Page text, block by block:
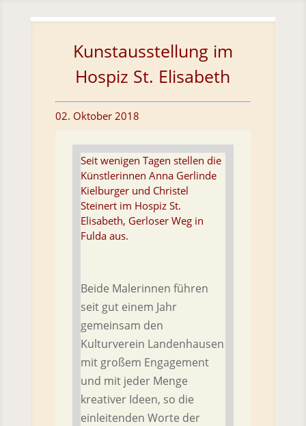
Skip To Content
Kunstausstellung im
Hospiz St. Elisabeth
02. Oktober 2018
Seit wenigen Tagen stellen die
Künstlerinnen Anna Gerlinde
Kielburger und Christel
Steinert im Hospiz St.
Elisabeth, Gerloser Weg in
Fulda aus.
Beide Malerinnen führen
seit gut einem Jahr
gemeinsam den
Kulturverein Landenhausen
mit großem Engagement
und mit jeder Menge
kreativer Ideen, so die
einleitenden Worte der